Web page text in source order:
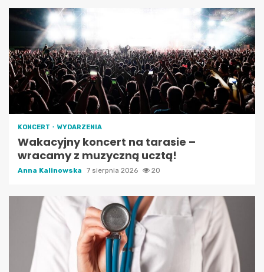
KONCERT WYDARZENIA
Wakacyjny koncert na tarasie –
wracamy z muzyczną ucztą!
Anna Kalinowska 7 sierpnia 2026 20